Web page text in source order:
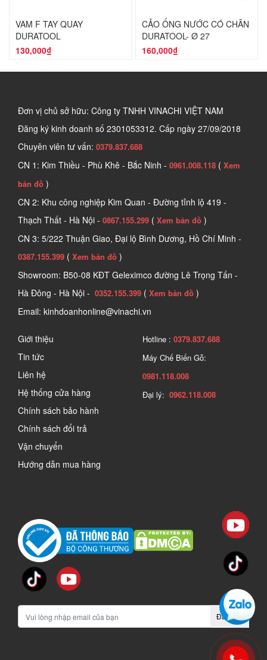
VAM F TAY QUAY
DURATOOL
130,000₫
CẢO ỐNG NƯỚC CÓ CHÂN
DURATOOL- Ø 27
160,000₫
Đơn vị chủ sở hữu: Công ty TNHH VINACHI VIỆT NAM
Đăng ký kinh doanh số 2301053312. Cấp ngày 27/09/2018
Chuyên viên tư vấn: 0379.837.688
CN 1: Kim Thiều - Phù Khê - Bắc Ninh - 0961.008.118 ( Xem
bản đồ )
CN 2: Khu công nghiệp Kim Quan - Đường tỉnh lộ 419 -
Thạch Thất - Hà Nội - 0867.155.299 ( Xem bản đồ )
CN 3: 5/222 Thuận Giao, Đại lộ Bình Dương, Hồ Chí Minh -
0387.155.399 ( Xem bản đồ )
Showroom: B50-08 KĐT Geleximco đường Lê Trọng Tấn -
Hà Đông - Hà Nội - 0352.155.399 ( Xem bản đồ )
Email: kinhdoanhonline@vinachi.vn
Giới thiệu
Tin tức
Liên hệ
Hệ thống cửa hàng
Chính sách bảo hành
Chính sách đổi trả
Vận chuyển
Hướng dẫn mua hàng
Hotline : 0379.837.688
Máy Chế Biến Gỗ:
0981.118.008
Đại lý: 0962.118.008
Đăng ký